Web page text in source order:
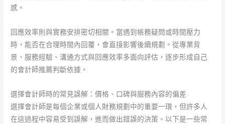
感。
回應效率則與實務安排密切相關。當遇到帳務疑問或時間壓力
時，能否在合理時間內回覆，會直接影響後續規劃。從專業背
景、服務經驗、溝通方式與回應效率多面向評估，逐步形成自己
的會計師推薦判斷依據。
選擇會計師時的常見誤解：價格、口碑與服務內容的偏差
選擇會計師是每個企業或個人財務規劃中的重要一環，但許多人
在這過程中容易受到誤解，進而做出錯誤的決策。以下是一些常